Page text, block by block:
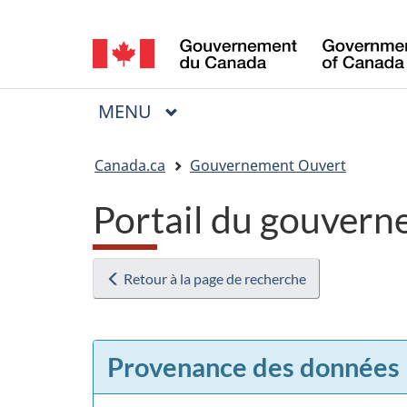
de
la
langue
Menu
MENU PRINCIPAL
Canada.ca Gouvernement Ouvert
Portail du
Retour à la page de recherche
Provenance des données